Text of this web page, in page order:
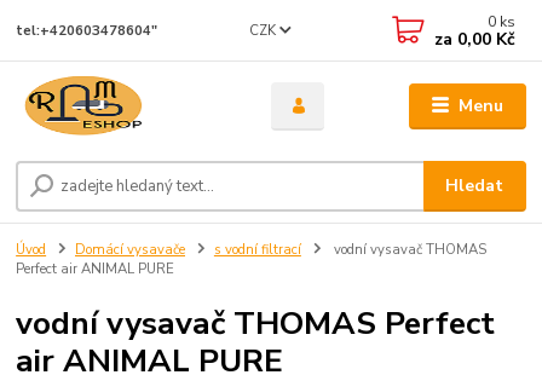
Menu
CZK
Hledat
tel:+420603478604" 0 ks
za 0,00 Kč
Úvod Domácí vysavače s vodní filtrací
vodní vysavač THOMAS
Perfect air ANIMAL PURE
vodní vysavač THOMAS Perfect
air ANIMAL PURE